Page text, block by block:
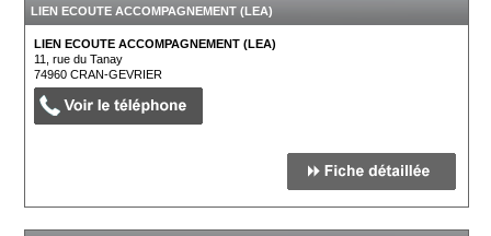
LIEN ECOUTE ACCOMPAGNEMENT (LEA)
LIEN ECOUTE ACCOMPAGNEMENT (LEA)
11, rue du Tanay
74960CRAN-GEVRIER